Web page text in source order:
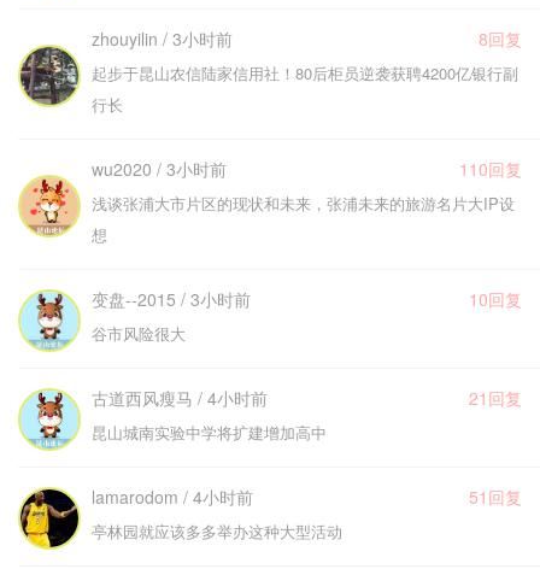
zhouyilin / 3小时前 8回复
起步于昆山农信陆家信用社！80后柜员逆袭获聘4200亿银行副
行长
wu2020 / 3小时前 110回复
浅谈张浦大市片区的现状和未来，张浦未来的旅游名片大IP设
想
变盘--2015 / 3小时前 10回复
谷市风险很大
古道西风瘦马 / 4小时前 21回复
昆山城南实验中学将扩建增加高中
lamarodom / 4小时前 51回复
亭林园就应该多多举办这种大型活动